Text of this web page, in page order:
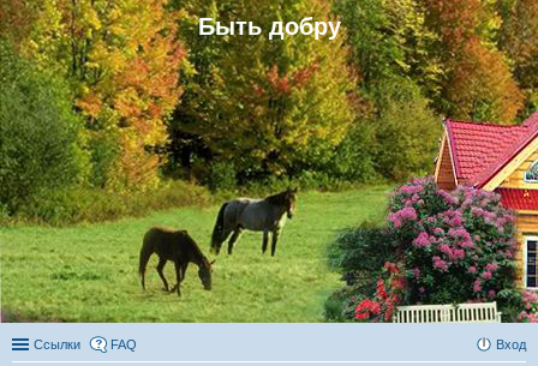
Быть добру
Ссылки FAQ Вход